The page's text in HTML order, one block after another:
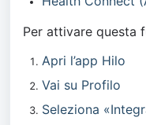
Per attivare questa
Apri l’app Hilo
Vai su Profilo
Seleziona